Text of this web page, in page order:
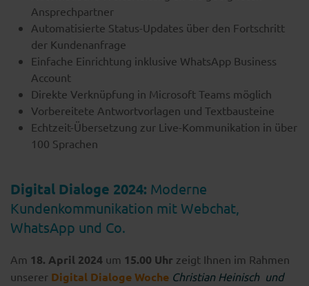
Ansprechpartner
Automatisierte Status-Updates über den Fortschritt
der Kundenanfrage
Einfache Einrichtung inklusive WhatsApp Business
Account
Direkte Verknüpfung in Microsoft Teams möglich
Vorbereitete Antwortvorlagen und Textbausteine
Echtzeit-Übersetzung zur Live-Kommunikation in über
100 Sprachen
Digital Dialoge 2024: Moderne
Kundenkommunikation mit Webchat,
WhatsApp und Co.
Am 18. April 2024 um 15.00 Uhr zeigt Ihnen im Rahmen
unserer Digital Dialoge Woche Christian Heinisch und